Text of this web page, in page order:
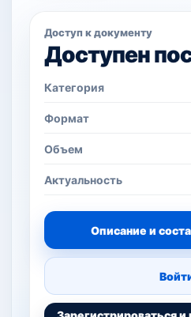
Доступ к документу
Доступен
Категория
Формат
Объем
Актуальность
Описание и